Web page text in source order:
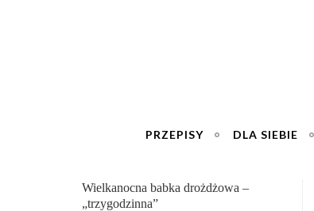
PRZEPISY DLA SIEBIE
Babka Wielkanocna
„dwunastogodzinna”